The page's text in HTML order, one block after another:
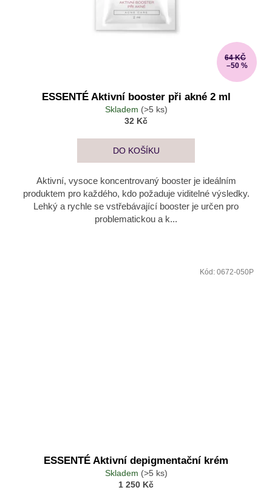
64 KČ
–50 %
ESSENTÉ Aktivní booster při akné 2 ml
Skladem (>5 ks)
32 Kč
DO KOŠÍKU
Aktivní, vysoce koncentrovaný booster je ideálním
produktem pro každého, kdo požaduje viditelné výsledky.
Lehký a rychle se vstřebávající booster je určen pro
problematickou a k...
ESSENTÉ Aktivní depigmentační krém
Skladem (>5 ks)
1 250 Kč
Kód: 0672-050P